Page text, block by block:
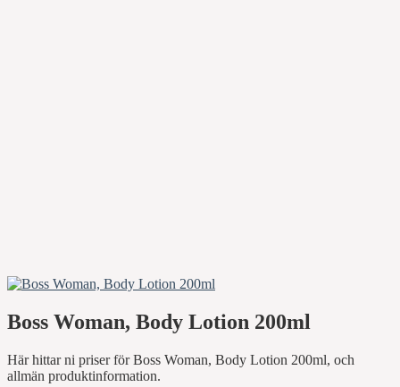
Boss Woman, Body Lotion 200ml
Här hittar ni priser för Boss Woman, Body Lotion 200ml, och
allmän produktinformation.